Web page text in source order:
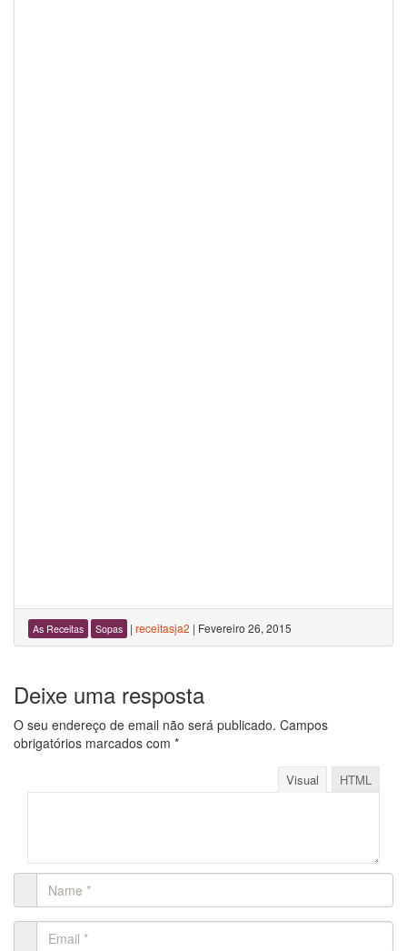
As Receitas Sopas | receitasja2 | Fevereiro 26, 2015
Deixe uma resposta
O seu endereço de email não será publicado. Campos
obrigatórios marcados com *
Visual HTML